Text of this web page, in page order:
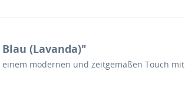
(Lavanda)"
modernen und zeitgemäßen Touch mit